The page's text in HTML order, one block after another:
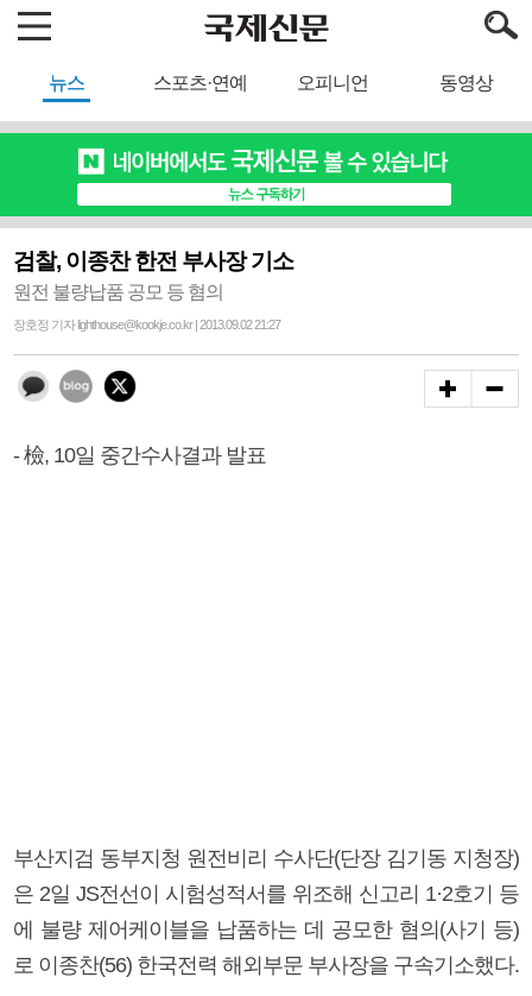
뉴스 스포츠·연예 오피니언 동영상
검찰, 이종찬 한전 부사장 기소
원전 불량납품 공모 등 혐의
장호정 기자 lighthouse@kookje.co.kr | 2013.09.02 21:27
- 檢, 10일 중간수사결과 발표
부산지검 동부지청 원전비리 수사단(단장 김기동 지청장)
은 2일 JS전선이 시험성적서를 위조해 신고리 1·2호기 등
에 불량 제어케이블을 납품하는 데 공모한 혐의(사기 등)
로 이종찬(56) 한국전력 해외부문 부사장을 구속기소했다.